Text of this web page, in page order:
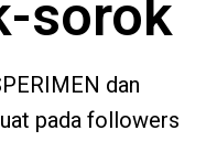
sorok
dan
pada followers